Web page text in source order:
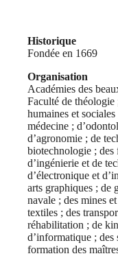
Historique
Fondée en 1669
Organisation
Académies des
Faculté de théologie
humaines et
médecine ;
d’agronomie ; de
biotechnologie ; des
d’ingénierie et de
d’électronique et
arts graphiques ; de
navale ; des mines
textiles ; des
réhabilitation ; de
d’informatique ; des
formation des